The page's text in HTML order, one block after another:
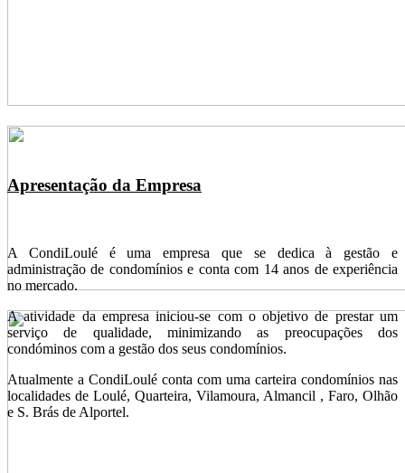
Apresentação da Empresa
A CondiLoulé é uma empresa que se dedica à gestão e
administração de condomínios e conta com 14 anos de experiência
no mercado.
A atividade da empresa iniciou-se com o objetivo de prestar um
serviço de qualidade, minimizando as preocupações dos
condóminos com a gestão dos seus condomínios.
Atualmente a CondiLoulé conta com uma carteira condomínios nas
localidades de Loulé, Quarteira, Vilamoura, Almancil , Faro, Olhão
e S. Brás de Alportel.